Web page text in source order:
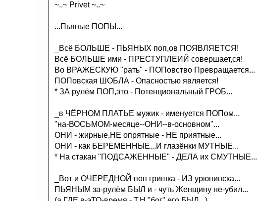
~..~ Privet ~..~
...Пьяные ПОПЫ...
_Всё БОЛЬШЕ - ПЬЯНЫХ поп,ов ПОЯВЛЯЕТСЯ!
Всё БОЛЬШЕ ими - ПРЕСТУПЛЕИЙ совершает,ся!
Во ВРАЖЕСКУЮ "рать" - ПОПовство Превращается...
ПОПовская ШОБЛА - Опасностью является!
* ЗА рулём ПОП,это - Потенциональный ГРОБ...
_в ЧЁРНОМ ПЛАТЬЕ мужик - именуется ПОПом...
"на-ВОСЬМОМ-месяце--ОНИ--в-основном"...
ОНИ - жирные,НЕ опрятные - НЕ приятные...
ОНИ - как БЕРЕМЕННЫЕ...И глазёнки МУТНЫЕ...
* На стакан "ПОДСАЖЕННЫЕ" - ДЕЛА их СМУТНЫЕ...
_Вот и ОЧЕРЕДНОЙ поп гришка - ИЗ урюпинска...
ПЬЯНЫМ за-рулём БЫЛ и - чуть Женщину не-убил...